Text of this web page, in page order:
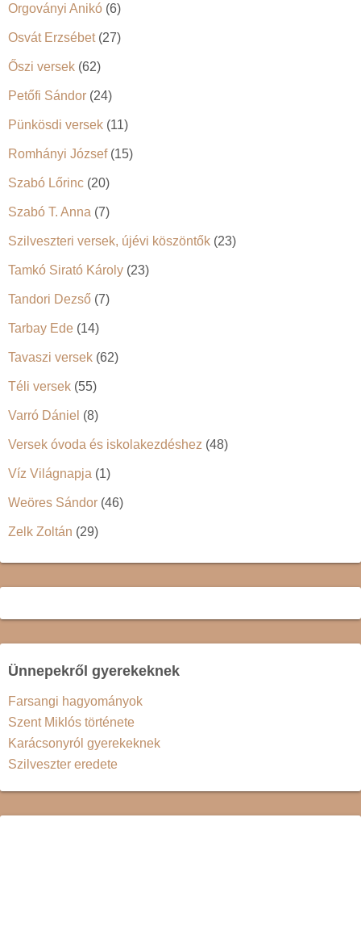
Orgoványi Anikó (6)
Osvát Erzsébet(27)
Őszi versek (62)
Petőfi Sándor (24)
Pünkösdi versek (11)
Romhányi József(15)
Szabó Lőrinc (20)
Szabó T. Anna (7)
Szilveszteri versek, újévi köszöntők (23)
Tamkó Sirató Károly (23)
Tandori Dezső (7)
Tarbay Ede (14)
Tavaszi versek (62)
Téli versek (55)
Varró Dániel (8)
Versek óvoda és iskolakezdéshez (48)
Víz Világnapja (1)
Weöres Sándor (46)
Zelk Zoltán (29)
Ünnepekről gyerekeknek
Farsangi hagyományok
Szent Miklós története
Karácsonyról gyerekeknek
Szilveszter eredete